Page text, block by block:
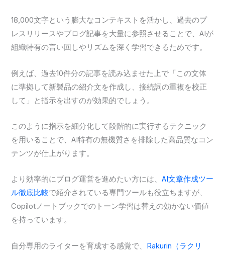
18,000文字という膨大なコンテキストを活かし、過去のプ
レスリリースやブログ記事を大量に参照させることで、AIが
組織特有の言い回しやリズムを深く学習できるためです。
例えば、過去10件分の記事を読み込ませた上で「この文体
に準拠して新製品の紹介文を作成し、接続詞の重複を校正
して」と指示を出すのが効果的でしょう。
このように指示を細分化して段階的に実行するテクニック
を用いることで、AI特有の無機質さを排除した高品質なコン
テンツが仕上がります。
より効率的にブログ運営を進めたい方には、AI文章作成ツー
ル徹底比較で紹介されている専門ツールも役立ちますが、
Copilotノートブックでのトーン学習は替えの効かない価値
を持っています。
自分専用のライターを育成する感覚で、 Rakurin（ラクリ